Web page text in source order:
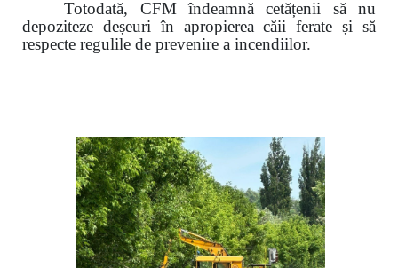
Totodată, CFM îndeamnă cetățenii să nu
depoziteze deșeuri în apropierea căii ferate și să
respecte regulile de prevenire a incendiilor.